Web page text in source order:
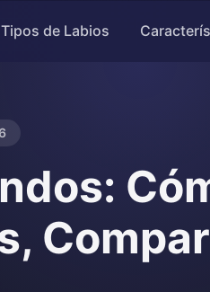
Tipos de Labios